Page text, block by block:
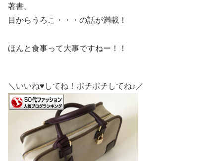
著書。
目からうろこ・・・の話が満載！
ほんと食事って大事ですねー！！
＼いいね♥してね！ポチポチしてね♪／